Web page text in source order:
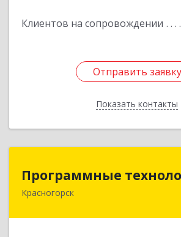
Клиентов на сопровождении
Отправить заявку
Показать контакты
Отправить заявку
Назад
Программные
Красногорск
143408, Московская обл,